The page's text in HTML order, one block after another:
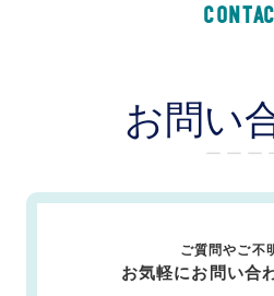
お問い
ー ー ー
ご質問やご不
お気軽にお問い合